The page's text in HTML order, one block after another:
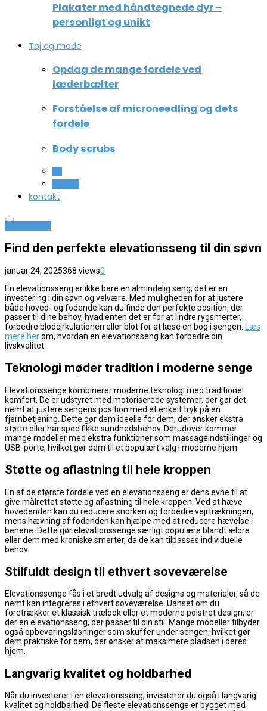
Plakater med håndtegnede dyr –
personligt og unikt
Tøj og mode
Opdag de mange fordele ved
læderbælter
Forståelse af microneedling og dets
fordele
Body scrubs
kontakt
Find den perfekte elevationsseng til din søvn
januar 24, 2025368 views0
En elevationsseng er ikke bare en almindelig seng; det er en
investering i din søvn og velvære. Med muligheden for at justere
både hoved- og fodende kan du finde den perfekte position, der
passer til dine behov, hvad enten det er for at lindre rygsmerter,
forbedre blodcirkulationen eller blot for at læse en bog i sengen.
Læs
mere herom, hvordan en elevationsseng kan forbedre din
livskvalitet.
Teknologi møder tradition i moderne senge
Elevationssenge kombinerer moderne teknologi med traditionel
komfort. De er udstyret med motoriserede systemer, der gør det
nemt at justere sengens position med et enkelt tryk på en
fjernbetjening. Dette gør dem ideelle for dem, der ønsker ekstra
støtte eller har specifikke sundhedsbehov. Derudover kommer
mange modeller med ekstra funktioner som massageindstillinger og
USB-porte, hvilket gør dem til et populært valg i moderne hjem.
Støtte og aflastning til hele kroppen
En af de største fordele ved en elevationsseng er dens evne til at
give målrettet støtte og aflastning til hele kroppen. Ved at hæve
hovedenden kan du reducere snorken og forbedre vejrtrækningen,
mens hævning af fodenden kan hjælpe med at reducere hævelse i
benene. Dette gør elevationssenge særligt populære blandt ældre
eller dem med kroniske smerter, da de kan tilpasses individuelle
behov.
Stilfuldt design til ethvert soveværelse
Elevationssenge fås i et bredt udvalg af designs og materialer, så de
nemt kan integreres i ethvert soveværelse. Uanset om du
foretrækker et klassisk trælook eller et moderne polstret design, er
der en elevationsseng, der passer til din stil. Mange modeller tilbyder
også opbevaringsløsninger som skuffer under sengen, hvilket gør
dem praktiske for dem, der ønsker at maksimere pladsen i deres
hjem.
Langvarig kvalitet og holdbarhed
Når du investerer i en elevationsseng, investerer du også i langvarig
kvalitet og holdbarhed. De fleste elevationssenge er bygget med